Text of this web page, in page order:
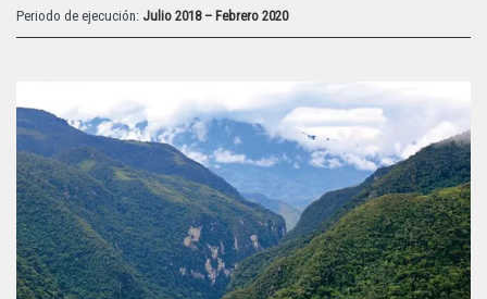
Periodo de ejecución: Julio 2018 – Febrero 2020